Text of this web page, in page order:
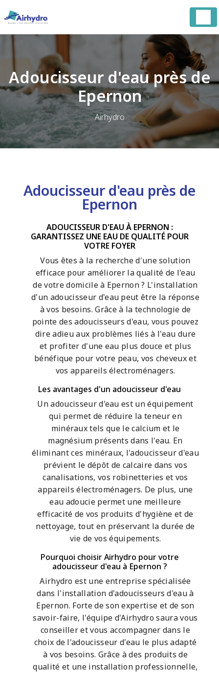
Adoucisseur d'eau près de
Epernon
Airhydro
Adoucisseur d'eau près de
Epernon
ADOUCISSEUR D'EAU À EPERNON :
GARANTISSEZ UNE EAU DE QUALITÉ POUR
VOTRE FOYER
Vous êtes à la recherche d'une solution
efficace pour améliorer la qualité de l'eau
de votre domicile à Epernon ? L'installation
d'un adoucisseur d'eau peut être la réponse
à vos besoins. Grâce à la technologie de
pointe des adoucisseurs d'eau, vous pouvez
dire adieu aux problèmes liés à l'eau dure
et profiter d'une eau plus douce et plus
bénéfique pour votre peau, vos cheveux et
vos appareils électroménagers.
Les avantages d'un adoucisseur d'eau
Un adoucisseur d'eau est un équipement
qui permet de réduire la teneur en
minéraux tels que le calcium et le
magnésium présents dans l'eau. En
éliminant ces minéraux, l'adoucisseur d'eau
prévient le dépôt de calcaire dans vos
canalisations, vos robinetteries et vos
appareils électroménagers. De plus, une
eau adoucie permet une meilleure
efficacité de vos produits d'hygiène et de
nettoyage, tout en préservant la durée de
vie de vos équipements.
Pourquoi choisir Airhydro pour votre
adoucisseur d'eau à Epernon ?
Airhydro est une entreprise spécialisée
dans l'installation d'adoucisseurs d'eau à
Epernon. Forte de son expertise et de son
savoir-faire, l'équipe d'Airhydro saura vous
conseiller et vous accompagner dans le
choix de l'adoucisseur d'eau le plus adapté
à vos besoins. Grâce à des produits de
qualité et une installation professionnelle,